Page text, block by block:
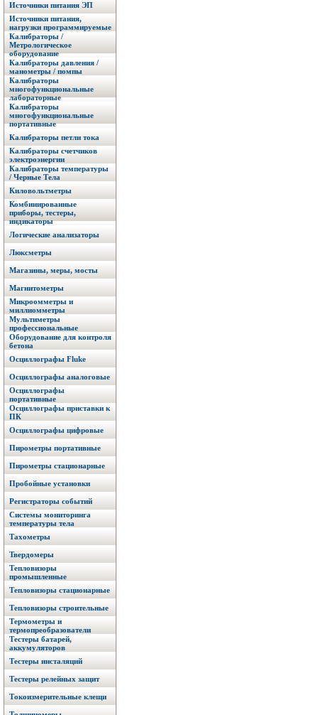
Источники питания ЭП
Источники питания,
нагрузки программируемые
Калибраторы /
Метрологическое
оборудование
Калибраторы давления /
манометры / помпы
Калибраторы
многофункциональные
лабораторные
Калибраторы
многофункциональные
портативные
Калибраторы петли тока
Калибраторы счетчиков
электроэнергии
Калибраторы температуры
/ Черные Тела
Киловольтметры
Комбинированные
приборы, тестеры,
индикаторы
Логические анализаторы
Люксметры
Магазины, меры, мосты
Магнитометры
Микроомметры и
миллиомметры
Мультиметры
профессиональные
Оборудование для контроля
бетона
Осциллографы Fluke
Осциллографы аналоговые
Осциллографы
портативные
Осциллографы приставки к
ПК
Осциллографы цифровые
Пирометры портативные
Пирометры стационарные
Пробойные установки
Регистраторы событий
Системы мониторинга
температуры тела
Тахометры
Твердомеры
Тепловизоры
промышленные
Тепловизоры стационарные
Тепловизоры строительные
Термометры и
термопреобразователи
Тестеры батарей,
аккумуляторов
Тестеры инсталяций
Тестеры релейных защит
Токоизмерительные клещи